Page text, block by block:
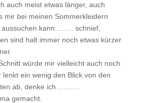
auch meist etwas länger, auch
mir bei meinen Sommerkleidern
aussuchen kann…….. schnief,
sind halt immer noch etwas kürzer
würde mir vielleicht auch noch
lenkt ein wenig den Blick von den
ab, denke ich……….
gemacht.